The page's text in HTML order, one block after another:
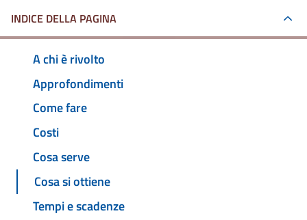
INDICE DELLA PAGINA
A chi è rivolto
Approfondimenti
Come fare
Costi
Cosa serve
Cosa si ottiene
Tempi e scadenze